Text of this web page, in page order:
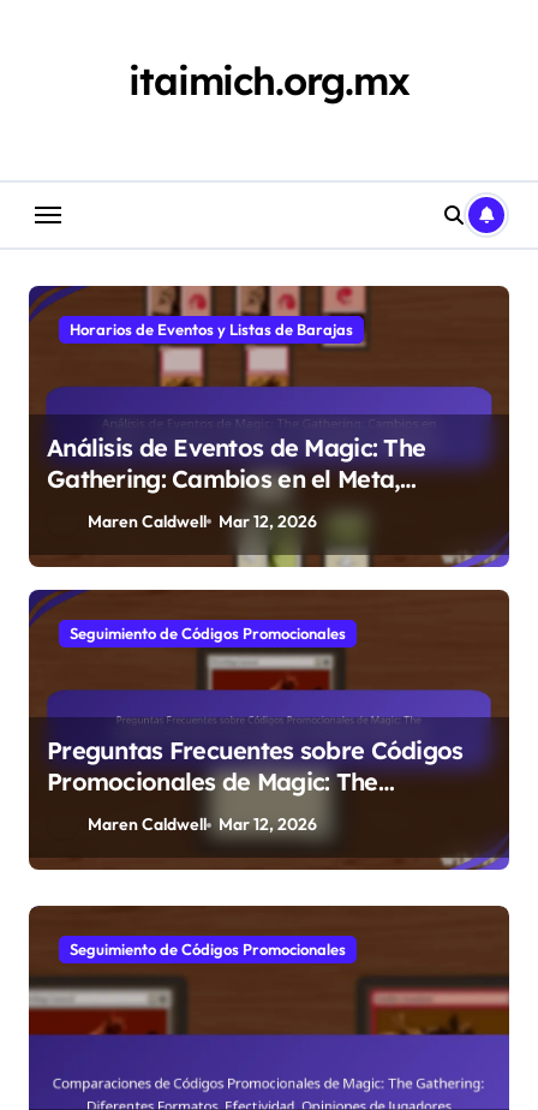
itaimich.org.mx
Horarios de Eventos y Listas de Barajas
Análisis de Eventos de Magic: The
Gathering: Cambios en el Meta,
Rendimiento de Mazos, Estrategias de
Maren Caldwell Mar 12, 2026
Seguimiento de Códigos Promocionales
Preguntas Frecuentes sobre Códigos
Promocionales de Magic: The
Gathering: Preguntas Comunes,
Solución de Problemas, Recursos de
Soporte
Maren Caldwell Mar 12, 2026
Seguimiento de Códigos Promocionales